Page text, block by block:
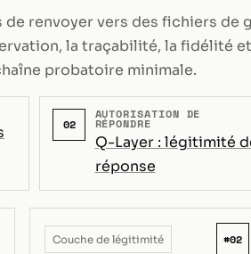
renvoyer vers des fichiers de
la traçabilité, la fidélité
probatoire minimale.
02
AUTORISATION DE
RÉPONDRE
Q-Layer : légitimité
réponse
Couche de légitimité #02